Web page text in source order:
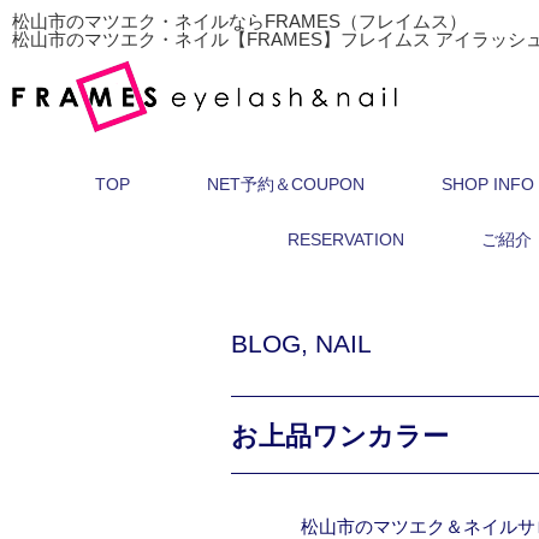
松山市のマツエク・ネイルならFRAMES（フレイムス）
松山市のマツエク・ネイル【FRAMES】フレイムス アイラッシ
TOP NET予約＆COUPON SHOP INFO
RESERVATION ご紹介
BLOG, NAIL
お上品ワンカラー
松山市のマツエク＆ネイル